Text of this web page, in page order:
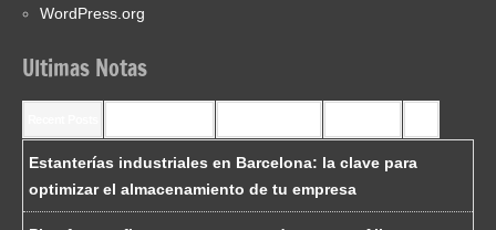
WordPress.org
Ultimas Notas
Estanterías industriales en Barcelona: la clave para
optimizar el almacenamiento de tu empresa